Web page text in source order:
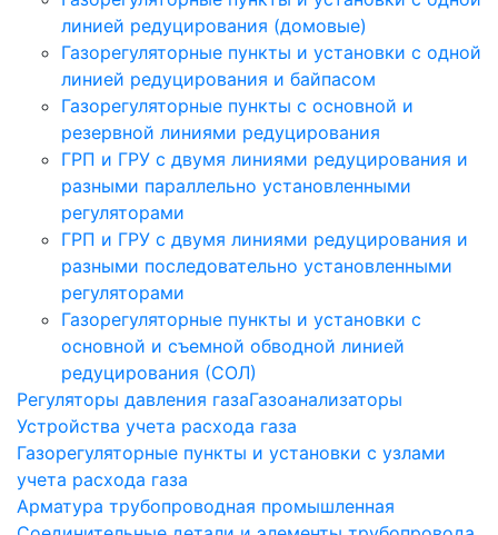
линией редуцирования (домовые)
Газорегуляторные пункты и установки с одной
линией редуцирования и байпасом
Газорегуляторные пункты с основной и
резервной линиями редуцирования
ГРП и ГРУ с двумя линиями редуцирования и
разными параллельно установленными
регуляторами
ГРП и ГРУ с двумя линиями редуцирования и
разными последовательно установленными
регуляторами
Газорегуляторные пункты и установки с
основной и съемной обводной линией
редуцирования (СОЛ)
Регуляторы давления газаГазоанализаторы
Устройства учета расхода газа
Газорегуляторные пункты и установки с узлами
учета расхода газа
Арматура трубопроводная промышленная